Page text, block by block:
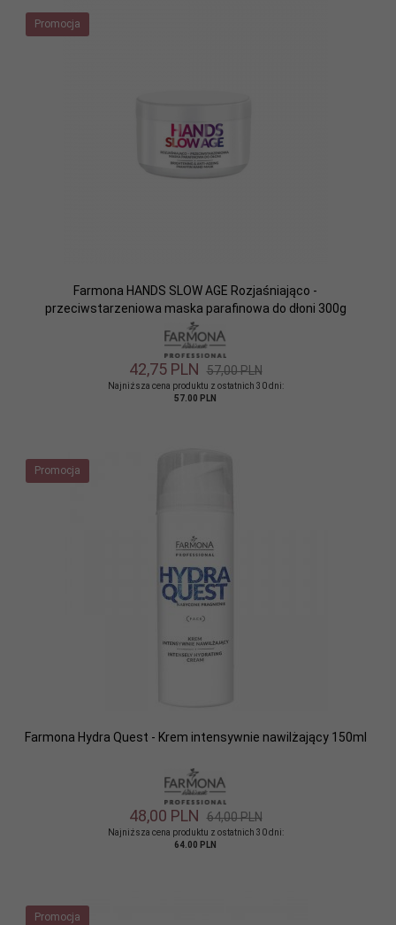
Promocja
Farmona HANDS SLOW AGE Rozjaśniająco -
przeciwstarzeniowa maska parafinowa do dłoni 300g
42,75 PLN 57,00 PLN
Najniższa cena produktu z ostatnich 30 dni:
57.00 PLN
Promocja
Farmona Hydra Quest - Krem intensywnie nawilżający 150ml
48,00 PLN 64,00 PLN
Najniższa cena produktu z ostatnich 30 dni:
64.00 PLN
Promocja